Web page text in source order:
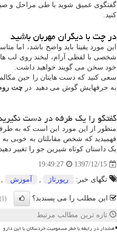
گفتگوی عمیق شوید با طی مراحل و
کنید.
در چت با دیگران مهربان باشید
این مورد یقینا باید واضح باشد،
شخصی با لفظی آرام، لبخند روی لب
خود سخن می گویند خواهید داشت.
سعی کنید که دست هایتان را حین
به حرفهایش گوش می دهید. در چت روم
گفتگو را یک طرفه در دست
منظور از این مورد این است که به
فهمیدید که شخص مقابلتان به خوبی
یک داستان کوتاه شیرین جو را تغییر
1397/12/15
19:49:27
تگهای خبر: رپورتاژ , آموزش ,
این مطلب را می پسندید؟ (1)
تازه ترین مطالب مرتبط
هشدار در رابطه با خطر مسمومیت خردسالان با این دارو